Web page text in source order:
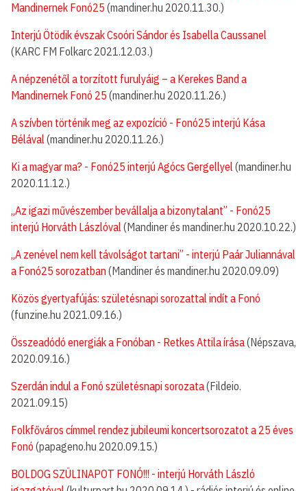
Mandinernek Fonó25 (mandiner.hu 2020.11.30.)
Interjú Ötödik évszak Csoóri Sándor és Isabella Caussanel
(KARC FM Folkarc 2021.12.03.)
A népzenétől a torzított furulyáig – a Kerekes Band a
Mandinernek Fonó 25 (mandiner.hu 2020.11.26.)
A szívben történik meg az expozíció - Fonó25 interjú Kása
Bélával(mandiner.hu 2020.11.26.)
Ki a magyar ma? - Fonó25 interjú Agócs Gergellyel(mandiner.hu
2020.11.12.)
„Az igazi művészember bevállalja a bizonytalant” - Fonó25
interjú Horváth Lászlóval(Mandiner és mandiner.hu 2020.10.22.)
„A zenével nem kell távolságot tartani” - interjú Paár Juliannával
a Fonó25 sorozatban (Mandiner és mandiner.hu 2020.09.09)
Közös gyertyafújás: születésnapi sorozattal indít a Fonó
(funzine.hu 2021.09.16.)
Összeadódó energiák a Fonóban - Retkes Attila írása(Népszava,
2020.09.16.)
Szerdán indul a Fonó születésnapi sorozata(Fildeio.
2021.09.15)
Folkfőváros címmel rendez jubileumi koncertsorozatot a 25 éves
Fonó (papageno.hu 2020.09.15.)
BOLDOG SZÜLINAPOT FONÓ!!! - interjú Horváth László